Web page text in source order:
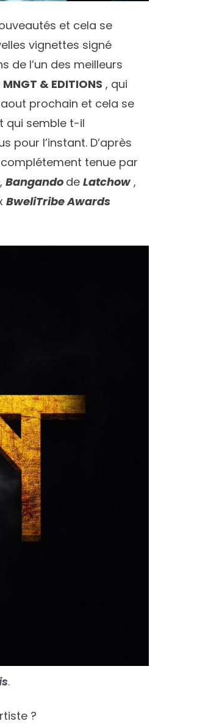
et cela se
vignettes signé
de l’un des meilleurs
MNGT & EDITIONS , qui
prochain et cela se
qui semble t-il
pour l’instant. D’après
tenue par
, Bangando de Latchow,
BweliTribe Awards
.
?